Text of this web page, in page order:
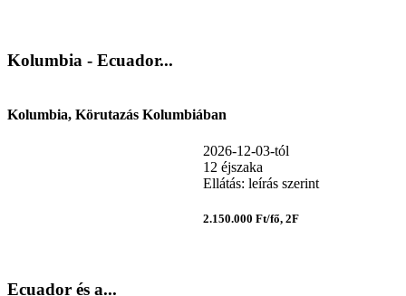
Kolumbia - Ecuador...
Kolumbia, Körutazás Kolumbiában
2026-12-03-tól
12 éjszaka
Ellátás: leírás szerint
2.150.000 Ft/fő, 2F
Ecuador és a...